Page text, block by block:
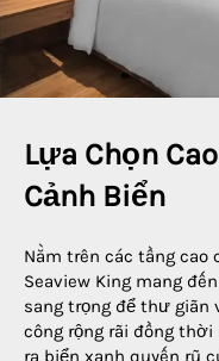
Lựa Chọn
Cảnh Biển
Nằm trên các tầng cao
Seaview King mang
sang trọng để thư giãn
công rộng rãi đồng
ra biển xanh quyến rũ